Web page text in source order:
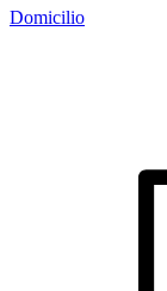
Domicilio